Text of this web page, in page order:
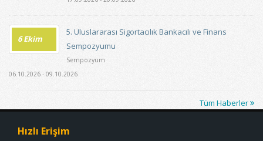
6 Ekim
5. Uluslararası Sigortacılık Bankacılı ve Finans
Sempozyumu
Sempozyum
06.10.2026 - 09.10.2026
Tüm Haberler
Hızlı Erişim